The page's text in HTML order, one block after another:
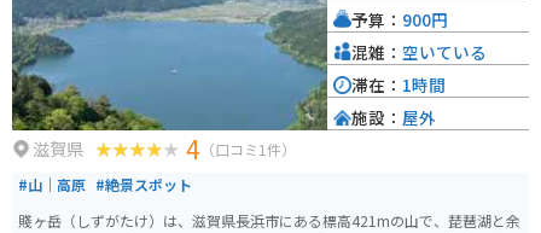
滋賀県 4 （口コミ1件）
#山｜高原 #絶景スポット
賤ヶ岳（しずがたけ）は、滋賀県長浜市にある標高421mの山で、琵琶湖と余
予算： 900円
混雑： 空いている
滞在： 1時間
施設： 屋外